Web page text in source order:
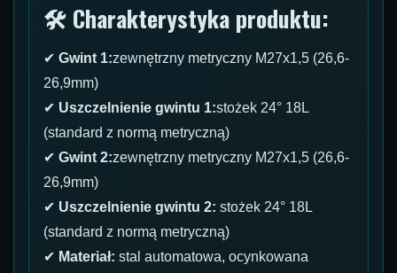
🛠 Charakterystyka produktu:
✔ Gwint 1:zewnętrzny metryczny M27x1,5 (26,6-
26,9mm)
✔ Uszczelnienie gwintu 1:stożek 24° 18L
(standard z normą metryczną)
✔ Gwint 2:zewnętrzny metryczny M27x1,5 (26,6-
26,9mm)
✔ Uszczelnienie gwintu 2: stożek 24° 18L
(standard z normą metryczną)
✔ Materiał: stal automatowa, ocynkowana